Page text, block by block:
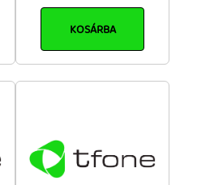
KOSÁRBA